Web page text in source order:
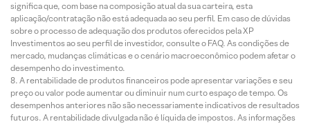
significa que, com base na composição atual da sua carteira, esta
aplicação/contratação não está adequada ao seu perfil. Em caso de dúvidas
sobre o processo de adequação dos produtos oferecidos pela XP
Investimentos ao seu perfil de investidor, consulte o FAQ. As condições de
mercado, mudanças climáticas e o cenário macroeconômico podem afetar o
desempenho do investimento.
A rentabilidade de produtos financeiros pode apresentar variações e seu
preço ou valor pode aumentar ou diminuir num curto espaço de tempo. Os
desempenhos anteriores não são necessariamente indicativos de resultados
futuros. A rentabilidade divulgada não é líquida de impostos. As informações